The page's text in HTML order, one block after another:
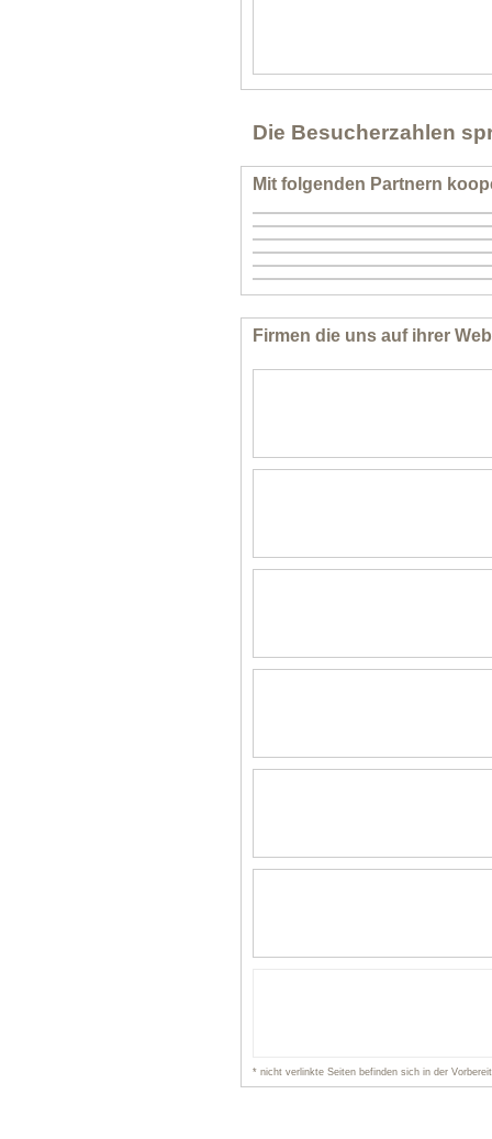
Die Besucherzahlen
Mit folgenden Partnern
Firmen die uns auf ihrer
* nicht verlinkte Seiten befinden sich in der